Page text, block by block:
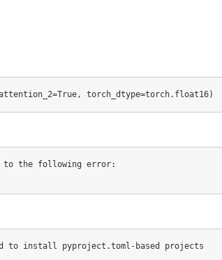
=True, torch_dtype=torch. float16)
to the following error: